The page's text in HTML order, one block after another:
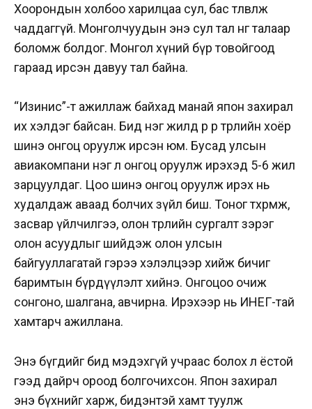
Хоорондын холбоо харилцаа сул, бас төлөвлөж
чаддаггүй. Монголчуудын энэ сул тал нөгөө талаар
боломж болдог. Монгол хүний бүр товойгоод
гараад ирсэн давуу тал байна.
“Изинис”-т ажиллаж байхад манай япон захирал
их хэлдэг байсан. Бид нэг жилд өөр өөр төрлийн хоёр
шинэ онгоц оруулж ирсэн юм. Бусад улсын
авиакомпани нэг л онгоц оруулж ирэхэд 5-6 жил
зарцуулдаг. Цоо шинэ онгоц оруулж ирэх нь
худалдаж аваад болчих зүйл биш. Тоног төхөөрөмж,
засвар үйлчилгээ, олон төрлийн сургалт зэрэг
олон асуудлыг шийдэж олон улсын
байгууллагатай гэрээ хэлэлцээр хийж бичиг
баримтын бүрдүүлэлт хийнэ. Онгоцоо очиж
сонгоно, шалгана, авчирна. Ирэхээр нь ИНЕГ-тай
хамтарч ажиллана.
Энэ бүгдийг бид мэдэхгүй учраас болох л ёстой
гээд дайрч ороод болгочихсон. Япон захирал
энэ бүхнийг харж, бидэнтэй хамт туулж